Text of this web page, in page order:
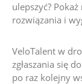
ulepszyć?
rozwiązania i
VeloTalent w
zgłaszania się
po raz kolejny